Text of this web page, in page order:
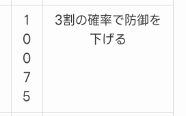
1
0
0
7
5
3割の確率で防御を
下げる